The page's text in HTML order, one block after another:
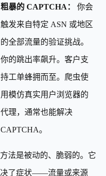
粗暴的 CAPTCHA： 你会
触发来自特定 ASN 或地区
的全部流量的验证挑战。
你的跳出率飙升。客户支
持工单蜂拥而至。爬虫使
用模仿真实用户浏览器的
代理，通常也能解决
CAPTCHA。
法是被动的、脆弱的。它
了症状——流量或来源